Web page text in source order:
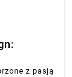
z pasją